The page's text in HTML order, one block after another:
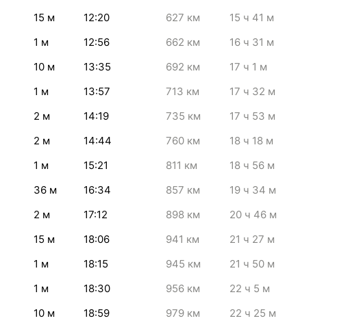
15 м 12:20 627 км 15 ч 41 м
1 м 12:56 662 км 16 ч 31 м
10 м 13:35 692 км 17 ч 1 м
1 м 13:57 713 км 17 ч 32 м
2 м 14:19 735 км 17 ч 53 м
2 м 14:44 760 км 18 ч 18 м
1 м 15:21 811 км 18 ч 56 м
36 м 16:34 857 км 19 ч 34 м
2 м 17:12 898 км 20 ч 46 м
15 м 18:06 941 км 21 ч 27 м
1 м 18:15 945 км 21 ч 50 м
1 м 18:30 956 км 22 ч 5 м
10 м 18:59 979 км 22 ч 25 м